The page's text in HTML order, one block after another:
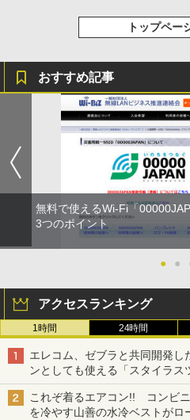
トップペー
おすすめ記事
無料で使えるWi-Fi「
3つのポイント
● ●
アクセスランキング
1時間 24時間
エレコム、ゼブラと共同開発
ンとしても使える「スタイラ
も、持ち替えずに書き込める
これぞ着るエアコン!! コンビ
を冷やす山善の水冷ベストがロ